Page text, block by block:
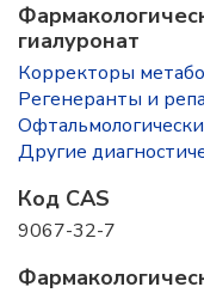
гиалуронат
Корректоры
Регенеранты и
Другие
Код CAS
9067-32-7